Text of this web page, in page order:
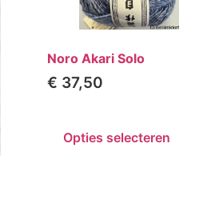
Noro Akari Solo
€ 37,50
Opties selecteren